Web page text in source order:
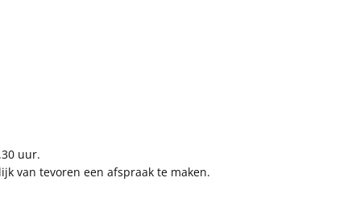
uur.
van tevoren een afspraak te maken.